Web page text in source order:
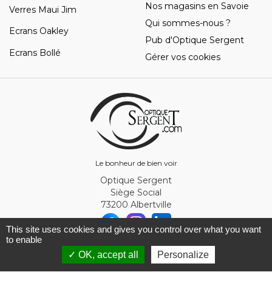
Le bonheur de bien voir
Verres Maui Jim
Ecrans Oakley
Ecrans Bollé
Nos magasins en Savoie
Qui sommes-nous ?
Pub d'Optique Sergent
Gérer vos cookies
Optique Sergent
Siège Social
73200 Albertville
© Optique Sergent 2026 - SIRET 32993919300010
This site uses cookies and gives you control over what you want
to enable
✓ OK, accept all
Personalize